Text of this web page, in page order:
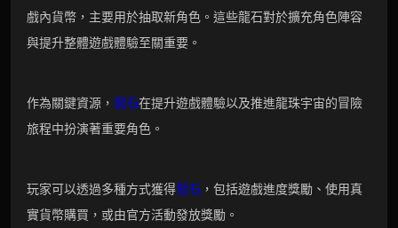
戲內貨幣，主要用於抽取新角色。這些龍石對於擴充角色陣容
與提升整體遊戲體驗至關重要。
作為關鍵資源， 龍石在提升遊戲體驗以及推進龍珠宇宙的冒險
旅程中扮演著重要角色。
玩家可以透過多種方式獲得龍石 ，包括遊戲進度獎勵、使用真
實貨幣購買，或由官方活動發放獎勵。